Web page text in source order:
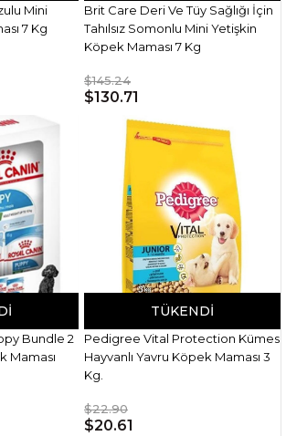
Mini
7 Kg
Brit Care Deri Ve Tüy Sağlığı İçin
Tahılsız Somonlu Mini Yetişkin
Köpek Maması 7 Kg
$145.24
$130.71
Bundle 2
Maması
TÜKENDI
Pedigree Vital Protection Kümes
Hayvanlı Yavru Köpek Maması 3
Kg.
$22.90
$20.61